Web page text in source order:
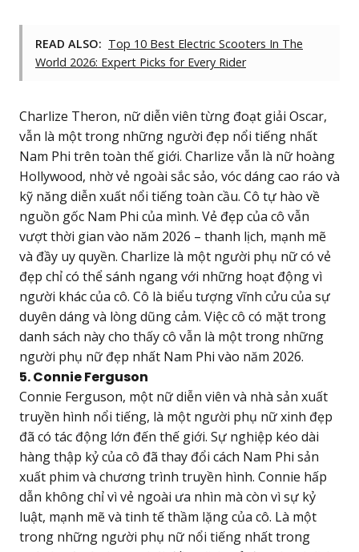
READ ALSO: Top 10 Best Electric Scooters In The
World 2026: Expert Picks for Every Rider
Charlize Theron, nữ diễn viên từng đoạt giải Oscar,
vẫn là một trong những người đẹp nổi tiếng nhất
Nam Phi trên toàn thế giới. Charlize vẫn là nữ hoàng
Hollywood, nhờ vẻ ngoài sắc sảo, vóc dáng cao ráo và
kỹ năng diễn xuất nổi tiếng toàn cầu. Cô tự hào về
nguồn gốc Nam Phi của mình. Vẻ đẹp của cô vẫn
vượt thời gian vào năm 2026 – thanh lịch, mạnh mẽ
và đầy uy quyền. Charlize là một người phụ nữ có vẻ
đẹp chỉ có thể sánh ngang với những hoạt động vì
người khác của cô. Cô là biểu tượng vĩnh cửu của sự
duyên dáng và lòng dũng cảm. Việc cô có mặt trong
danh sách này cho thấy cô vẫn là một trong những
người phụ nữ đẹp nhất Nam Phi vào năm 2026.
5. Connie Ferguson
Connie Ferguson, một nữ diễn viên và nhà sản xuất
truyền hình nổi tiếng, là một người phụ nữ xinh đẹp
đã có tác động lớn đến thế giới. Sự nghiệp kéo dài
hàng thập kỷ của cô đã thay đổi cách Nam Phi sản
xuất phim và chương trình truyền hình. Connie hấp
dẫn không chỉ vì vẻ ngoài ưa nhìn mà còn vì sự kỷ
luật, mạnh mẽ và tinh tế thầm lặng của cô. Là một
trong những người phụ nữ nổi tiếng nhất trong